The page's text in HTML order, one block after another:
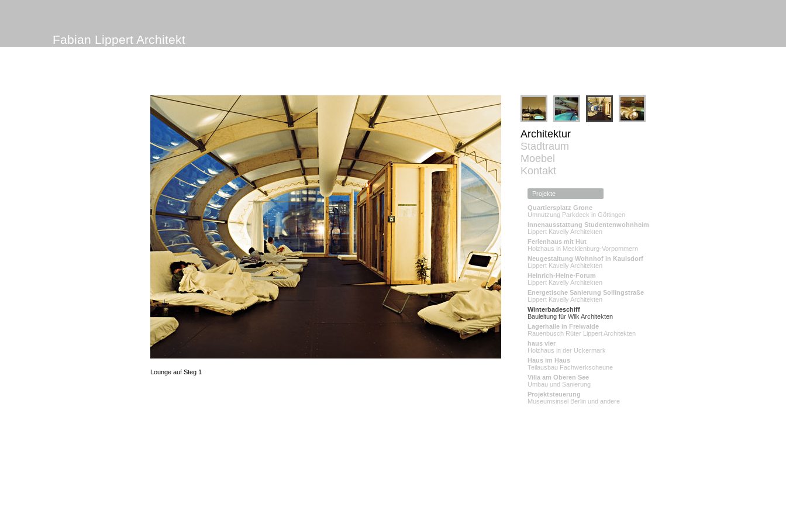
Fabian Lippert Architekt
Lounge auf Steg 1
Architektur
Stadtraum
Moebel
Kontakt
Quartiersplatz Grone
Umnutzung Parkdeck in Göttingen
Innenausstattung Studentenwohnheim
Lippert Kavelly Architekten
Ferienhaus mit Hut
Holzhaus in Mecklenburg-Vorpommern
Neugestaltung Wohnhof in Kaulsdorf
Lippert Kavelly Architekten
Heinrich-Heine-Forum
Lippert Kavelly Architekten
Energetische Sanierung Sollingstraße
Lippert Kavelly Architekten
Winterbadeschiff
Bauleitung für Wilk Architekten
Lagerhalle in Freiwalde
Rauenbusch Rüter Lippert Architekten
haus vier
Holzhaus in der Uckermark
Haus im Haus
Teilausbau Fachwerkscheune
Villa am Oberen See
Umbau und Sanierung
Projektsteuerung
Museumsinsel Berlin und andere